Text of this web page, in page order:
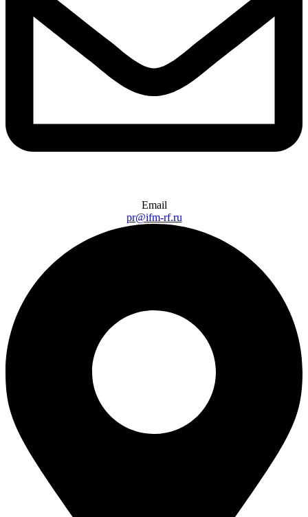
Email
pr@ifm-rf.ru